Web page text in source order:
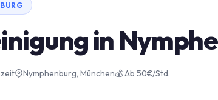
in
Nymphenburg, München💰 Ab 50€/Std.